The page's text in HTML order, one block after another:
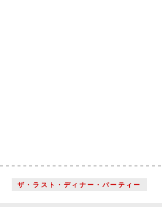
ザ・ラスト・ディナー・パーティー